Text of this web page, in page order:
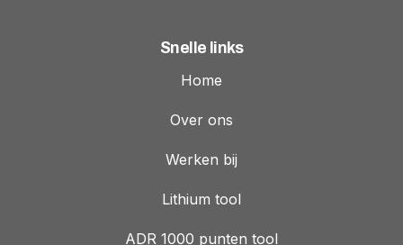
Snelle links
Home
Over ons
Werken bij
Lithium tool
ADR 1000 punten tool